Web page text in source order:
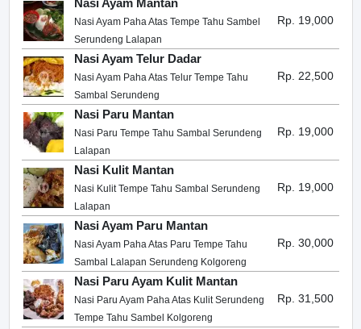
Nasi Ayam Mantan
Nasi Ayam Paha Atas Tempe Tahu Sambel
Serundeng Lalapan
Rp. 19,000
Nasi Ayam Telur Dadar
Nasi Ayam Paha Atas Telur Tempe Tahu
Sambal Serundeng
Rp. 22,500
Nasi Paru Mantan
Nasi Paru Tempe Tahu Sambal Serundeng
Lalapan
Rp. 19,000
Nasi Kulit Mantan
Nasi Kulit Tempe Tahu Sambal Serundeng
Lalapan
Rp. 19,000
Nasi Ayam Paru Mantan
Nasi Ayam Paha Atas Paru Tempe Tahu
Sambal Lalapan Serundeng Kolgoreng
Rp. 30,000
Nasi Paru Ayam Kulit Mantan
Nasi Paru Ayam Paha Atas Kulit Serundeng
Tempe Tahu Sambel Kolgoreng
Rp. 31,500